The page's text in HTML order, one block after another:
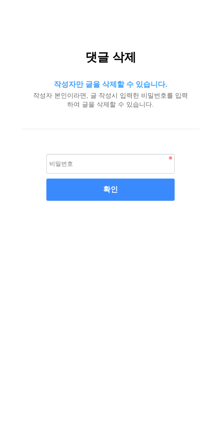
댓글 삭제
작성자만 글을 삭제할 수 있습니다.
작성자 본인이라면, 글 작성시 입력한 비밀번호를 입력
하여 글을 삭제할 수 있습니다.